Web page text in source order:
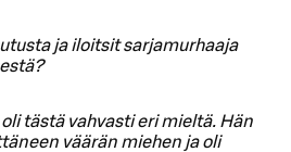
ja iloitsit sarjamurhaaja
tästä vahvasti eri mieltä. Hän
väärän miehen ja oli